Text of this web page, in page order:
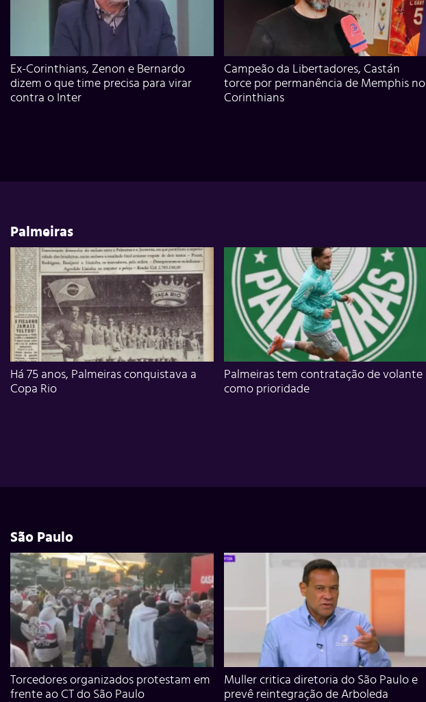
Ex-Corinthians, Zenon e Bernardo
dizem o que time precisa para virar
contra o Inter
Campeão da Libertadores, Castán
torce por permanência de Memphis no
Corinthians
Palmeiras
Há 75 anos, Palmeiras conquistava a
Copa Rio
Palmeiras tem contratação de volante
como prioridade
São Paulo
Torcedores organizados protestam em
frente ao CT do São Paulo
Muller critica diretoria do São Paulo e
prevê reintegração de Arboleda